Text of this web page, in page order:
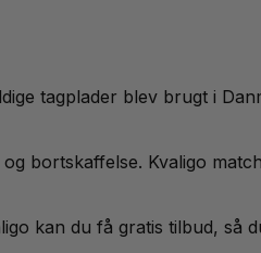
tagplader blev brugt i
bortskaffelse. Kvaligo
kan du få gratis tilbud, så